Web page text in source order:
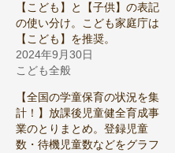
【こども】と【子供】の表記
の使い分け。こども家庭庁は
【こども】を推奨。
2024年9月30日
こども全般
【全国の学童保育の状況を集
計！】放課後児童健全育成事
業のとりまとめ。登録児童
数・待機児童数などをグラフ